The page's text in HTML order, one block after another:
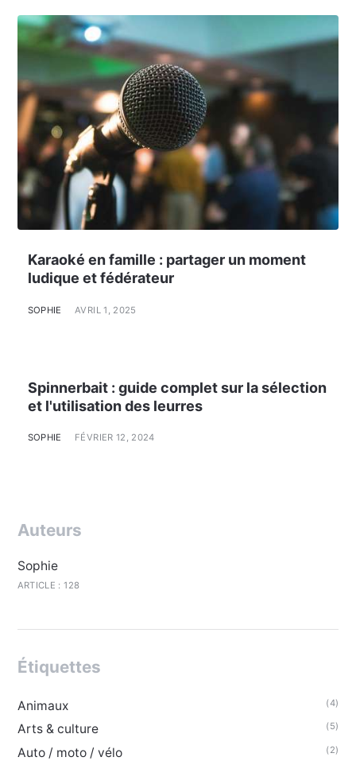
Karaoké en famille : partager un moment
ludique et fédérateur
SOPHIE AVRIL 1, 2025
Spinnerbait : guide complet sur la sélection
et l'utilisation des leurres
SOPHIE FÉVRIER 12, 2024
Auteurs
Sophie
ARTICLE : 128
Étiquettes
Animaux (4)
Arts & culture (5)
Auto / moto / vélo (2)